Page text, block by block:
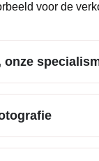
voor de